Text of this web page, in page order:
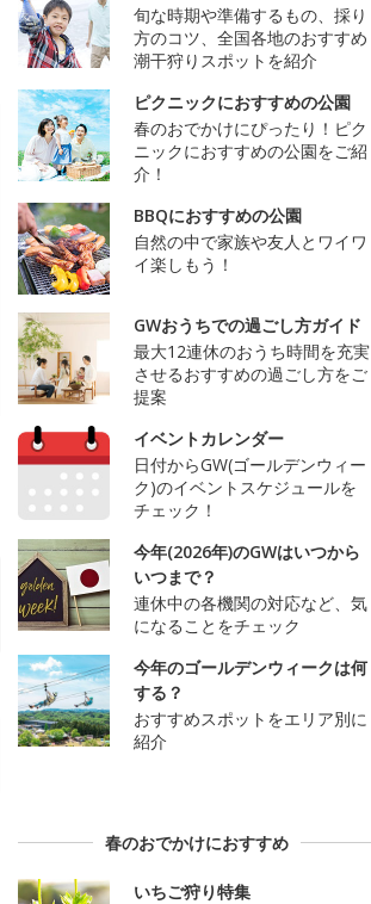
旬な時期や準備するもの、採り
方のコツ、全国各地のおすすめ
潮干狩りスポットを紹介
ピクニックにおすすめの公園
春のおでかけにぴったり！ピク
ニックにおすすめの公園をご紹
介！
BBQにおすすめの公園
自然の中で家族や友人とワイワ
イ楽しもう！
GWおうちでの過ごし方ガイド
最大12連休のおうち時間を充実
させるおすすめの過ごし方をご
提案
イベントカレンダー
日付からGW(ゴールデンウィー
ク)のイベントスケジュールを
チェック！
今年(2026年)のGWはいつから
いつまで？
連休中の各機関の対応など、気
になることをチェック
今年のゴールデンウィークは何
する？
おすすめスポットをエリア別に
紹介
春のおでかけにおすすめ
いちご狩り特集